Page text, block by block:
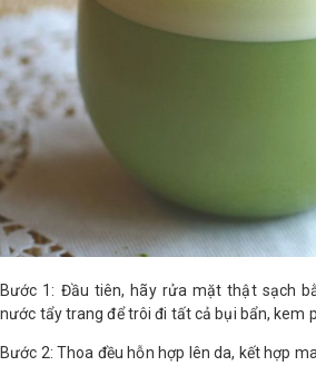
Bước 1: Đầu tiên, hãy rửa mặt thật sạch
nước tẩy trang để trôi đi tất cả bụi bẩn, kem
Bước 2: Thoa đều hỗn hợp lên da, kết hợp